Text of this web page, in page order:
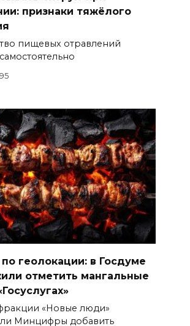
признаки тяжёлого
пищевых отравлений
геолокации: в Госдуме
отметить мангальные
«Новые люди»
Минцифры добавить